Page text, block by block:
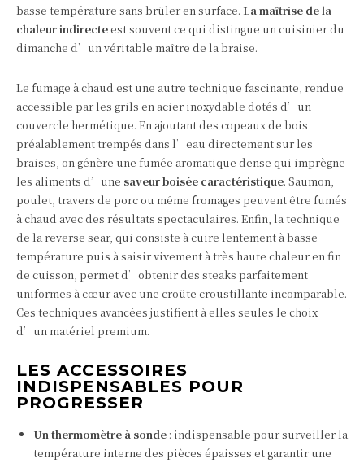
basse température sans brûler en surface. La maîtrise de la
chaleur indirecteest souvent ce qui distingue un cuisinier du
dimanche d’un véritable maître de la braise.
Le fumage à chaud est une autre technique fascinante, rendue
accessible par les grils en acier inoxydable dotés d’un
couvercle hermétique. En ajoutant des copeaux de bois
préalablement trempés dans l’eau directement sur les
braises, on génère une fumée aromatique dense qui imprègne
les aliments d’une saveur boisée caractéristique. Saumon,
poulet, travers de porc ou même fromages peuvent être fumés
à chaud avec des résultats spectaculaires. Enfin, la technique
de la reverse sear, qui consiste à cuire lentement à basse
température puis à saisir vivement à très haute chaleur en fin
de cuisson, permet d’obtenir des steaks parfaitement
uniformes à cœur avec une croûte croustillante incomparable.
Ces techniques avancées justifient à elles seules le choix
d’un matériel premium.
LES ACCESSOIRES
INDISPENSABLES POUR
PROGRESSER
Un thermomètre à sonde : indispensable pour surveiller la
température interne des pièces épaisses et garantir une